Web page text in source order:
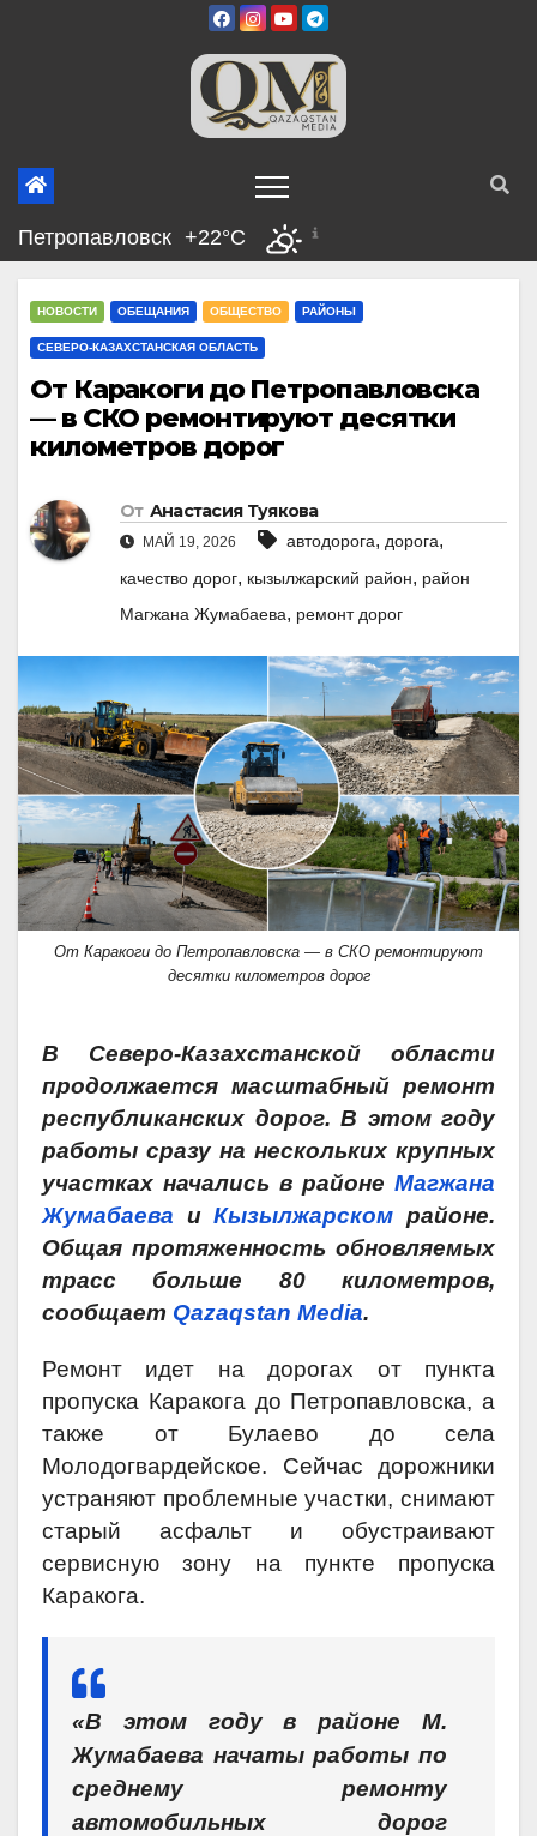
Петропавловск +22°C
НОВОСТИ ОБЕЩАНИЯ ОБЩЕСТВО РАЙОНЫ
СЕВЕРО-КАЗАХСТАНСКАЯ ОБЛАСТЬ
От Каракоги до Петропавловска
— в СКО ремонтируют десятки
километров дорог
От Анастасия Туякова
МАЙ 19, 2026 автодорога, дорога,
качество дорог, кызылжарский район, район
Магжана Жумабаева, ремонт дорог
От Каракоги до Петропавловска — в СКО ремонтируют
десятки километров дорог
В Северо-Казахстанской области
продолжается масштабный ремонт
республиканских дорог. В этом году
работы сразу на нескольких крупных
участках начались в районе Магжана
Жумабаева иКызылжарском районе.
Общая протяженность обновляемых
трасс больше 80 километров,
сообщает Qazaqstan Media.
Ремонт идет на дорогах от пункта
пропуска Каракога до Петропавловска, а
также от Булаево до села
Молодогвардейское. Сейчас дорожники
устраняют проблемные участки, снимают
старый асфальт и обустраивают
сервисную зону на пункте пропуска
Каракога.
«В этом году в районе М.
Жумабаева начаты работы по
среднему ремонту
автомобильных дорог